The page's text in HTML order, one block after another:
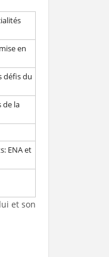
en
défis du
de la
ENA et
et son